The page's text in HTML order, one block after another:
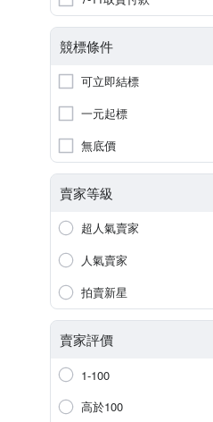
競標條件
可立即結標
一元起標
無底價
賣家等級
超人氣賣家
人氣賣家
拍賣新星
賣家評價
1-100
高於100